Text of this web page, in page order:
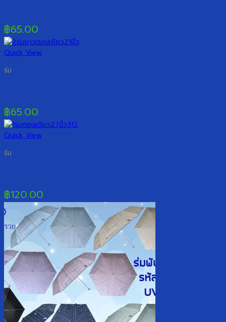
฿65.00
Quick View
ร่ม
฿65.00
Quick View
ร่ม
฿120.00